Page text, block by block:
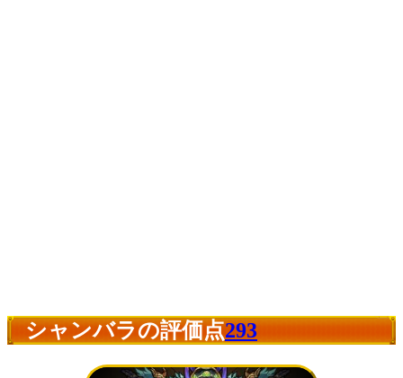
シャンバラの評価点293